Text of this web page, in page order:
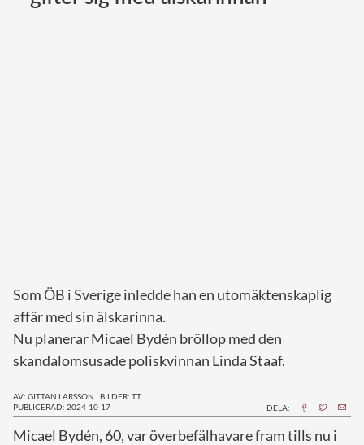
Monacos furstehus
Som ÖB i Sverige inledde han en utomäktenskaplig
affär med sin älskarinna.
Nu planerar Micael Bydén bröllop med den
skandalomsusade poliskvinnan Linda Staaf.
AV: GITTAN LARSSON | BILDER: TT
PUBLICERAD: 2024-10-17
DELA:
Micael Bydén, 60, var överbefälhavare fram tills nu i